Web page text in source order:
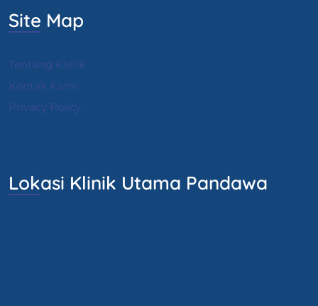
Site Map
Tentang Klinik
Kontak Kami
Privacy Policy
Lokasi Klinik Utama Pandawa